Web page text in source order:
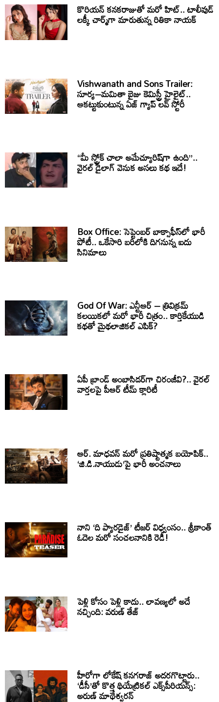
కొరియన్ కనకరాజుతో మరో హిట్.. టాలీవుడ్
లక్కీ చార్మ్‌గా మారుతున్న రితికా నాయక్
Vishwanath and Sons Trailer:
సూర్య–మమితా బైజు కెమిస్ట్రీ హైలైట్..
ఆకట్టుకుంటున్న ఏజ్ గ్యాప్ లవ్ స్టోరీ
“మీ స్ట్రోక్ చాలా అమేచ్యూరిష్‌గా ఉంది”..
వైరల్ డైలాగ్ వెనుక అసలు కథ ఇదే!
Box Office: సెప్టెంబర్ బాక్సాఫీస్‌లో భారీ
పోటీ.. ఒకేసారి బరిలోకి దిగనున్న ఐదు
సినిమాలు
God Of War: ఎన్టీఆర్ – త్రివిక్రమ్
కలయికలో మరో భారీ చిత్రం.. కార్తికేయుడి
కథతో మైథలాజికల్ ఎపిక్?
ఏపీ బ్రాండ్ అంబాసిడర్‌గా చిరంజీవి?.. వైరల్
వార్తలపై పీఆర్ టీమ్ క్లారిటీ
ఆర్. మాధవన్ మరో ప్రతిష్టాత్మక బయోపిక్..
‘జి.డి.నాయుడు’పై భారీ అంచనాలు
నాని ‘ది ప్యారడైజ్’ టీజర్ విధ్వంసం.. శ్రీకాంత్
ఓదెల మరో సంచలనానికి రెడీ!
పెళ్లి కోసం పెళ్లి కాదు.. లావణ్యలో అదే
నచ్చింది: వరుణ్ తేజ్
హీరోగా లోకేష్ కనగరాజ్ అదరగొట్టారు..
‘డీసీ’తో కొత్త థియేట్రికల్ ఎక్స్‌పీరియన్స్:
అరుణ్ మాథేశ్వరన్